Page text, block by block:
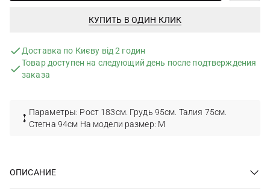
КУПИТЬ В ОДИН КЛИК
Доставка по Києву від 2 годин
Товар доступен на следующий день после подтверждения
заказа
Параметры: Рост 183см. Грудь 95см. Талия 75см.
Стегна 94см На модели размер: M
ОПИСАНИЕ